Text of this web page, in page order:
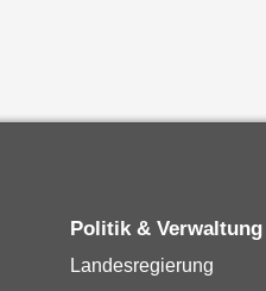
Politik & Verwaltung
Landesregierung